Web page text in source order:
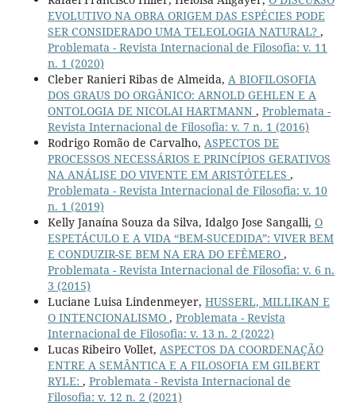
EVOLUTIVO NA OBRA ORIGEM DAS ESPÉCIES PODE
SER CONSIDERADO UMA TELEOLOGIA NATURAL? ,
Problemata - Revista Internacional de Filosofia: v. 11
n. 1 (2020)
Cleber Ranieri Ribas de Almeida, A BIOFILOSOFIA
DOS GRAUS DO ORGÂNICO: ARNOLD GEHLEN E A
ONTOLOGIA DE NICOLAI HARTMANN , Problemata -
Revista Internacional de Filosofia: v. 7 n. 1 (2016)
Rodrigo Romão de Carvalho, ASPECTOS DE
PROCESSOS NECESSÁRIOS E PRINCÍPIOS GERATIVOS
NA ANÁLISE DO VIVENTE EM ARISTÓTELES ,
Problemata - Revista Internacional de Filosofia: v. 10
n. 1 (2019)
Kelly Janaína Souza da Silva, Idalgo Jose Sangalli, O
ESPETÁCULO E A VIDA “BEM-SUCEDIDA”: VIVER BEM
E CONDUZIR-SE BEM NA ERA DO EFÊMERO ,
Problemata - Revista Internacional de Filosofia: v. 6 n.
3 (2015)
Luciane Luisa Lindenmeyer, HUSSERL, MILLIKAN E
O INTENCIONALISMO , Problemata - Revista
Internacional de Filosofia: v. 13 n. 2 (2022)
Lucas Ribeiro Vollet, ASPECTOS DA COORDENAÇÃO
ENTRE A SEMÂNTICA E A FILOSOFIA EM GILBERT
RYLE: , Problemata - Revista Internacional de
Filosofia: v. 12 n. 2 (2021)